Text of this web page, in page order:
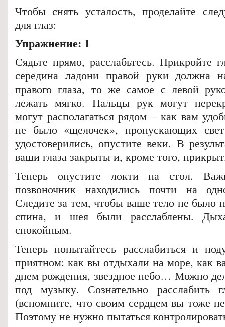
Чтобы снять усталость, проделайте
для глаз:
Упражнение: 1
Сядьте прямо, расслабьтесь. Прикройте
середина ладони правой руки должна
правого глаза, то же самое с левой
лежать мягко. Пальцы рук могут
могут располагаться рядом – как вам
не было «щелочек», пропускающих
удостоверились, опустите веки. В
ваши глаза закрыты и, кроме того,
Теперь опустите локти на стол.
позвоночник находились почти на
Следите за тем, чтобы ваше тело не было
спина, и шея были расслаблены.
спокойным.
Теперь попытайтесь расслабиться и
приятном: как вы отдыхали на море, как
днем рождения, звездное небо… Можно
под музыку. Сознательно расслабить
(вспомните, что своим сердцем вы тоже
Поэтому не нужно пытаться